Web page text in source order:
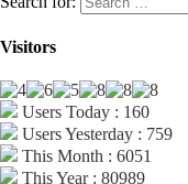
Visitors
Users Today : 160
Users Yesterday : 759
This Month : 6051
This Year : 80989